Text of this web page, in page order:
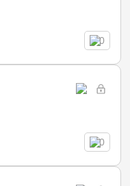
0
0